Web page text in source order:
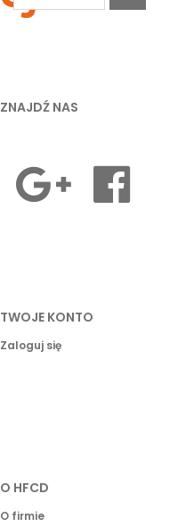
ZNAJDŹ NAS
TWOJE KONTO
Zaloguj się
O HFCD
O firmie